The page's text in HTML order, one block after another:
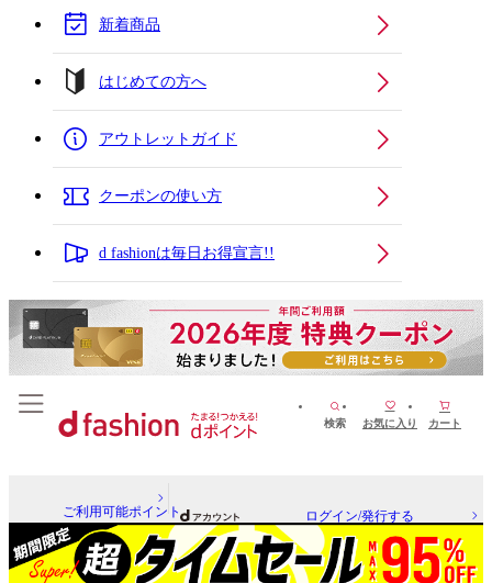
新着商品
はじめての方へ
アウトレットガイド
クーポンの使い方
d fashionは毎日お得宣言!!
検索 お気に入り カート
ご利用可能ポイント ログイン/発行する